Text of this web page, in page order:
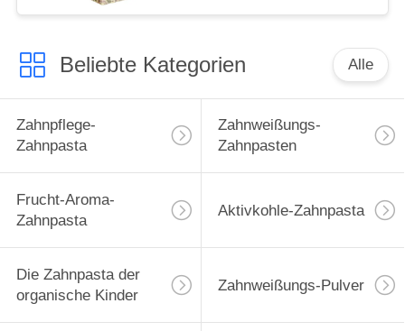
Beliebte Kategorien Alle
Zahnpflege-
Zahnpasta
Zahnweißungs-
Zahnpasten
Frucht-Aroma-
Zahnpasta
Aktivkohle-Zahnpasta
Die Zahnpasta der
organische Kinder
Zahnweißungs-Pulver